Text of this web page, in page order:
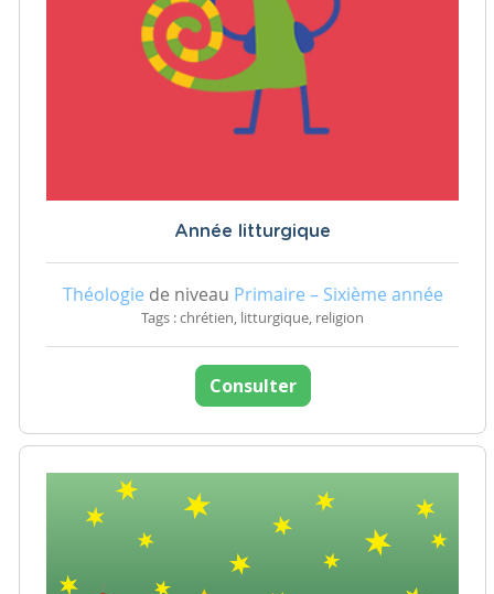
Année litturgique
Théologie de niveau Primaire – Sixième année
Tags : chrétien, litturgique, religion
Consulter